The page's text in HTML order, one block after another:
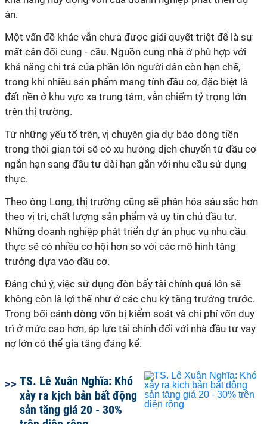
án.
Một vấn đề khác vẫn chưa được giải quyết triệt để là sự
mất cân đối cung - cầu. Nguồn cung nhà ở phù hợp với
khả năng chi trả của phần lớn người dân còn hạn chế,
trong khi nhiều sản phẩm mang tính đầu cơ, đặc biệt là
đất nền ở khu vực xa trung tâm, vẫn chiếm tỷ trọng lớn
trên thị trường.
Từ những yếu tố trên, vị chuyên gia dự báo dòng tiền
trong thời gian tới sẽ có xu hướng dịch chuyển từ đầu cơ
ngắn hạn sang đầu tư dài hạn gắn với nhu cầu sử dụng
thực.
Theo ông Long, thị trường cũng sẽ phân hóa sâu sắc hơn
theo vị trí, chất lượng sản phẩm và uy tín chủ đầu tư.
Những doanh nghiệp phát triển dự án phục vụ nhu cầu
thực sẽ có nhiều cơ hội hơn so với các mô hình tăng
trưởng dựa vào đầu cơ.
Đáng chú ý, việc sử dụng đòn bẩy tài chính quá lớn sẽ
không còn là lợi thế như ở các chu kỳ tăng trưởng trước.
Trong bối cảnh dòng vốn bị kiểm soát và chi phí vốn duy
trì ở mức cao hơn, áp lực tài chính đối với nhà đầu tư vay
nợ lớn có thể gia tăng đáng kể.
TS. Lê Xuân Nghĩa: Khó
xảy ra kịch bản bất động
sản tăng giá 20 - 30%